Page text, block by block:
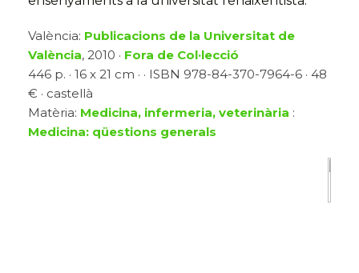
València: Publicacions de la Universitat de
València, 2010 · Fora de Col·lecció
446 p. · 16 x 21 cm · · ISBN 978-84-370-7964-6 · 48
€ · castellà
Matèria: Medicina, infermeria, veterinària :
Medicina: qüestions generals